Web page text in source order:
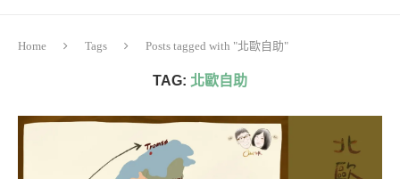
Home Tags Posts tagged with "北歐自助"
TAG: 北歐自助